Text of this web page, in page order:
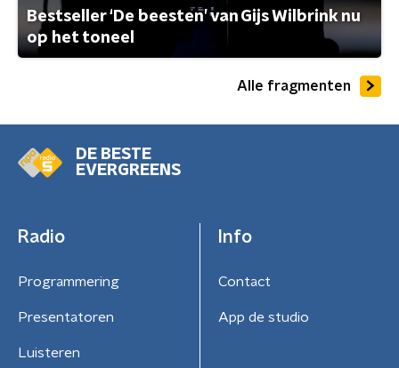
Bestseller ‘De beesten’ van Gijs Wilbrink nu
op het toneel
Alle fragmenten
DE BESTE
EVERGREENS
Radio
Programmering
Presentatoren
Luisteren
Info
Contact
App de studio